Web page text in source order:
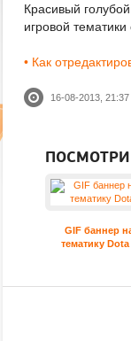
Красивый
игровой
• Как
16-08-2013, 21:37
GIF баннер
тематику Dota